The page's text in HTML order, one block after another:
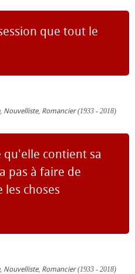
que tout le
, Nouvelliste, Romancier(1933 - 2018)
qu'elle contient sa
pas à faire de
les choses
, Nouvelliste, Romancier(1933 - 2018)